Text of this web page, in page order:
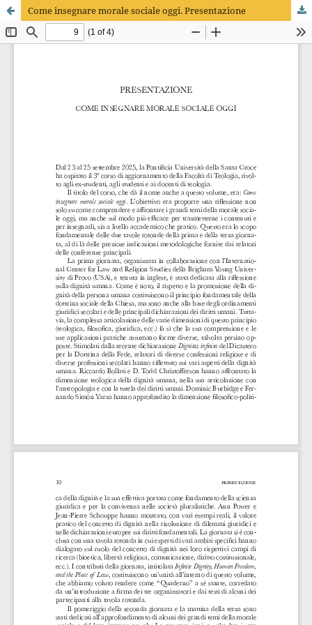
Come insegnare morale sociale oggi. Presentazione